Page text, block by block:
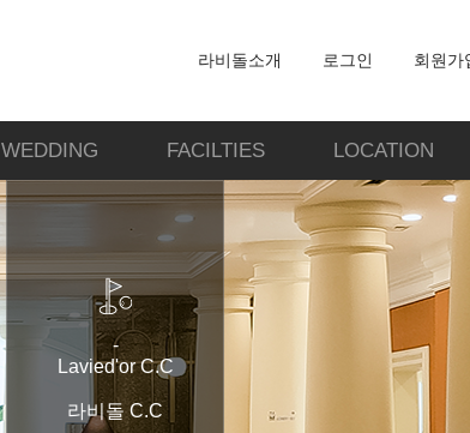
라비돌소개 로그인 회원가
WEDDING FACILTIES LOCATION
-
Lavied'or C.C
라비돌 C.C